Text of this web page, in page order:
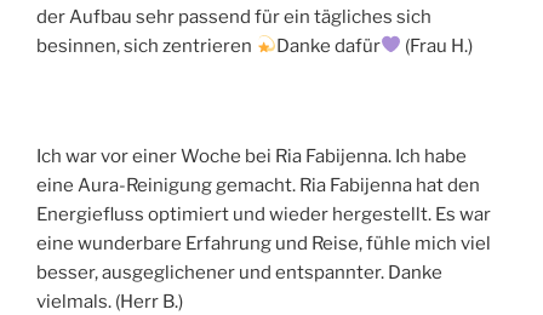
der Aufbau sehr passend für ein tägliches sich
besinnen, sich zentrieren
Danke dafür (Frau H.)
Ich war vor einer Woche bei Ria Fabijenna. Ich habe
eine Aura-Reinigung gemacht. Ria Fabijenna hat den
Energiefluss optimiert und wieder hergestellt. Es war
eine wunderbare Erfahrung und Reise, fühle mich viel
besser, ausgeglichener und entspannter. Danke
vielmals. (Herr B.)